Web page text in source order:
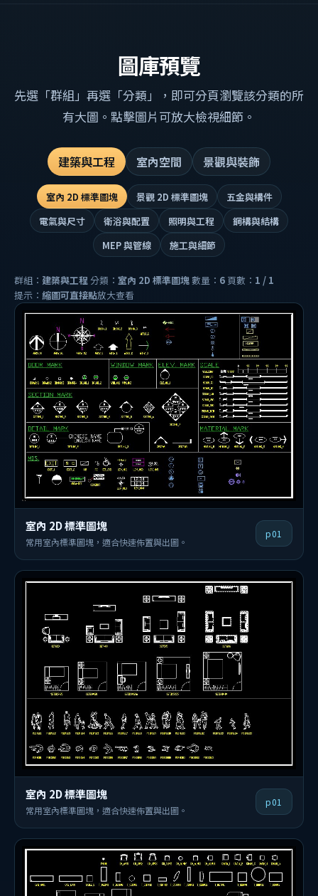
圖庫預覽
先選「群組」再選「分類」，即可分頁瀏覽該分類的所
有大圖。點擊圖片可放大檢視細節。
建築與工程 室內空間 景觀與裝飾
室內 2D 標準圖塊 景觀 2D 標準圖塊
五金與構件
電氣與尺寸
衛浴與配置 照明與工程
鋼構與結構
MEP 與管線
施工與細節
群組： 建築與工程分類： 室內 2D 標準圖塊數量： 6 頁數： 1 / 1
提示： 縮圖可直接點放大查看
室內 2D 標準圖塊
常用室內標準圖塊，適合快速佈置與出圖。
p01
室內 2D 標準圖塊
常用室內標準圖塊，適合快速佈置與出圖。
p01